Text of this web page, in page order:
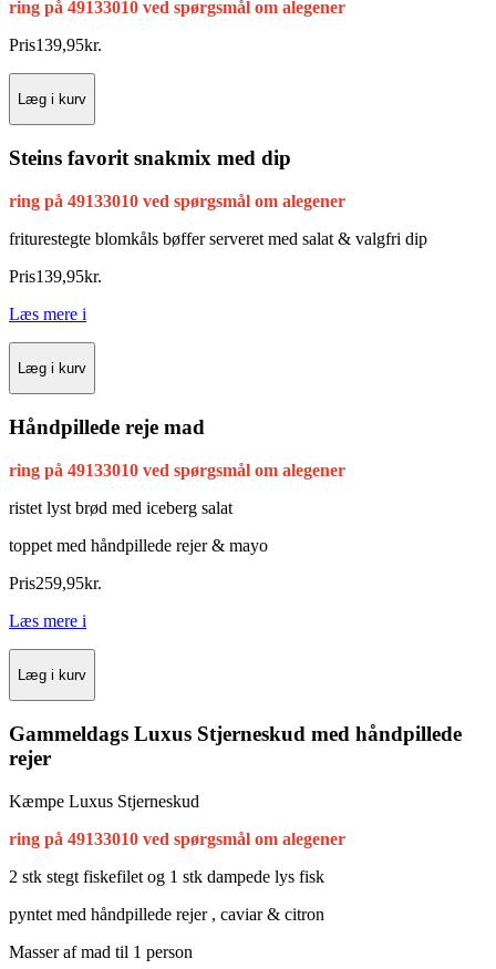
ring på 49133010 ved spørgsmål om alegener
Pris139,95kr.
Læg i kurv
Steins favorit snakmix med dip
ring på 49133010 ved spørgsmål om alegener
friturestegte blomkåls bøfferserveret med salat & valgfri dip
Pris139,95kr.
Læs mere i
Læg i kurv
Håndpillede reje mad
ring på 49133010 ved spørgsmål om alegener
ristet lyst brød med iceberg salat
toppet med håndpillede rejer & mayo
Pris259,95kr.
Læs mere i
Læg i kurv
Gammeldags Luxus Stjerneskud med håndpillede
rejer
Kæmpe Luxus Stjerneskud
ring på 49133010 ved spørgsmål om alegener
2 stk stegt fiskefilet og 1 stk dampede lys fisk
pyntet med håndpillede rejer , caviar & citron
Masser af mad til 1 person